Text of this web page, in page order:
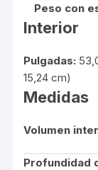
Peso con
Interior
Pulgadas:
15,24 cm)
Medidas
Volumen
Profundidad